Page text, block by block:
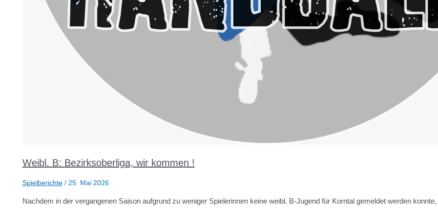
Weibl. B: Bezirksoberliga, wir kommen !
Spielberichte/ 25. Mai 2026
Nachdem in der vergangenen Saison aufgrund zu weniger Spielerinnen keine weibl. B-Jugend für Korntal gemeldet werden